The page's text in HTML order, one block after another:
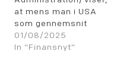
at mens man i USA
som gennemsnit
forventer en øgning i
strømforbruget på
01/08/2025
In "Finansnyt"